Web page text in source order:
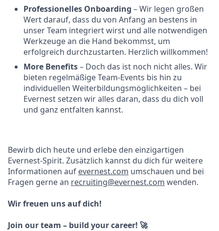
Professionelles Onboarding – Wir legen großen
Wert darauf, dass du von Anfang an bestens in
unser Team integriert wirst und alle notwendigen
Werkzeuge an die Hand bekommst, um
erfolgreich durchzustarten. Herzlich willkommen!
More Benefits– Doch das ist noch nicht alles. Wir
bieten regelmäßige Team-Events bis hin zu
individuellen Weiterbildungsmöglichkeiten – bei
Evernest setzen wir alles daran, dass du dich voll
und ganz entfalten kannst.
Bewirb dich heute und erlebe den einzigartigen
Evernest-Spirit. Zusätzlich kannst du dich für weitere
Informationen auf evernest.com umschauen und bei
Fragen gerne an recruiting@evernest.com wenden.
Wir freuen uns auf dich!
Join our team – build your career! 🚀